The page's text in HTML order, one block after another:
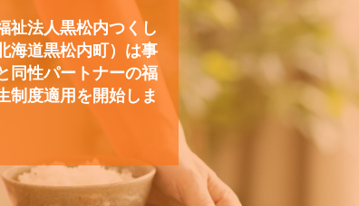
祉法人黒松内つくし
海道黒松内町）は事
同性パートナーの福
制度適用を開始しま